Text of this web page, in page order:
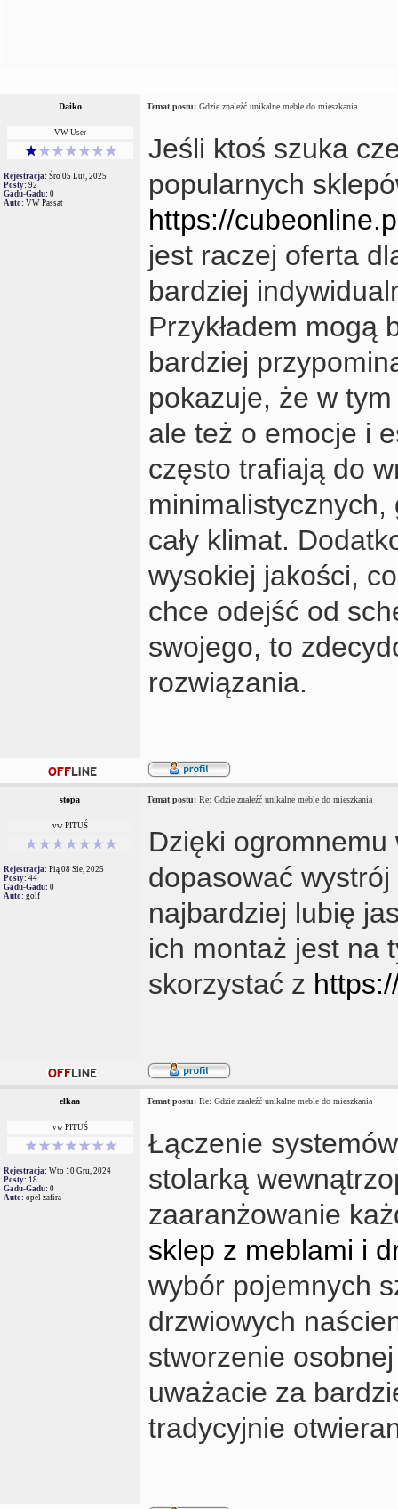
Daiko Temat postu: Gdzie znaleźć unikalne meble do mieszkania
VW User
Rejestracja: Śro 05 Lut, 2025
Posty: 92
Gadu-Gadu: 0
Auto: VW Passat
Jeśli ktoś szuka
popularnych
https://
jest raczej oferta
bardziej
Przykładem mogą
bardziej
pokazuje, że w
ale też o emocje i
często trafiają do
cały klimat.
wysokiej jakości,
chce odejść od
swojego, to
rozwiązania.
stopa Temat postu: Re: Gdzie znaleźć unikalne meble do mieszkania
vw PITUŚ
Rejestracja: Pią 08 Sie, 2025
Posty: 44
Gadu-Gadu: 0
Auto: golf
Dzięki ogromnemu
dopasować
najbardziej lubię
ich montaż jest na
skorzystać z
elkaa Temat postu: Re: Gdzie znaleźć unikalne meble do mieszkania
vw PITUŚ
Rejestracja: Wto 10 Gru, 2024
Posty: 18
Gadu-Gadu: 0
Auto: opel zafira
Łączenie
stolarką
zaaranżowanie
sklep z meblami i
wybór pojemnych
drzwiowych
stworzenie
uważacie za
tradycyjnie